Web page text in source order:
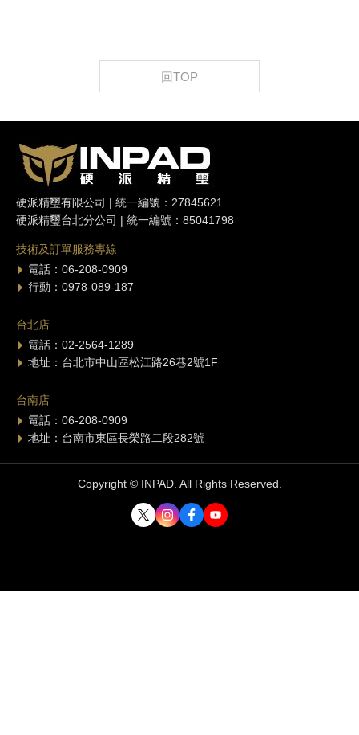
回TOP
硬派精璽有限公司 | 統一編號：27845621
硬派精璽台北分公司 | 統一編號：85041798
技術及訂單服務專線
電話：06-208-0909
行動：0978-089-187
台北店
電話：02-2564-1289
地址：台北市中山區松江路26巷2號1F
台南店
電話：06-208-0909
地址：台南市東區長榮路二段282號
Copyright © INPAD. All Rights Reserved.